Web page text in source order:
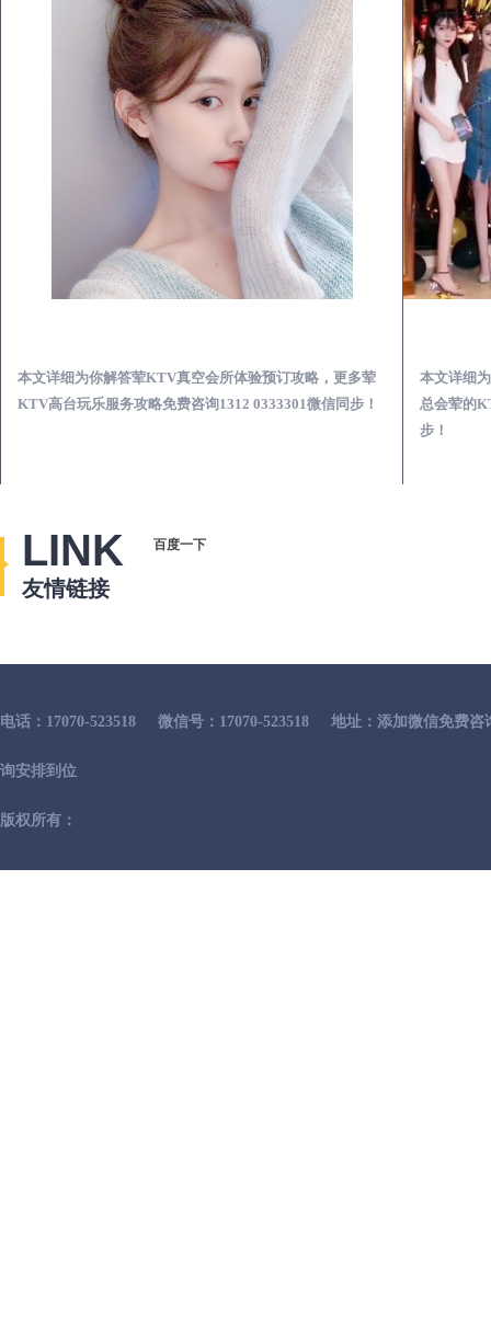
本文详细为你解答荤KTV真空会所体验预订攻略，更多荤
KTV高台玩乐服务攻略免费咨询1312 0333301微信同步！
本文详细
总会荤的
步！
LINK
友情链接
百度一下
电话：17070-523518 微信号：17070-523518 地址：添加微信免费
询安排到位
版权所有：